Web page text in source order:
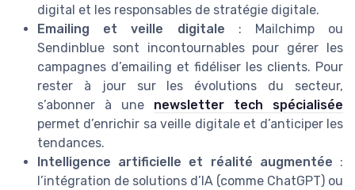
digital et les responsables de stratégie digitale.
Emailing et veille digitale : Mailchimp ou
Sendinblue sont incontournables pour gérer les
campagnes d’emailing et fidéliser les clients. Pour
rester à jour sur les évolutions du secteur,
s’abonner à une newsletter tech spécialisée
permet d’enrichir sa veille digitale et d’anticiper les
tendances.
Intelligence artificielle et réalité augmentée :
l’intégration de solutions d’IA (comme ChatGPT) ou